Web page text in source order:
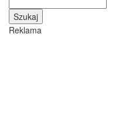
Reklama